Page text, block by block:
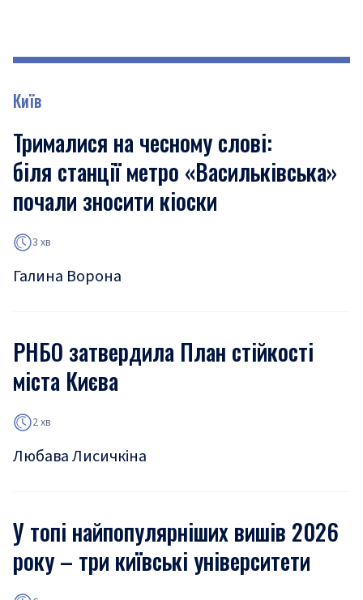
Київ
Трималися на чесному слові:
біля станції метро «Васильківська»
почали зносити кіоски
3 хв
Галина Ворона
РНБО затвердила План стійкості
міста Києва
2 хв
Любава Лисичкіна
У топі найпопулярніших вишів 2026
року – три київські університети